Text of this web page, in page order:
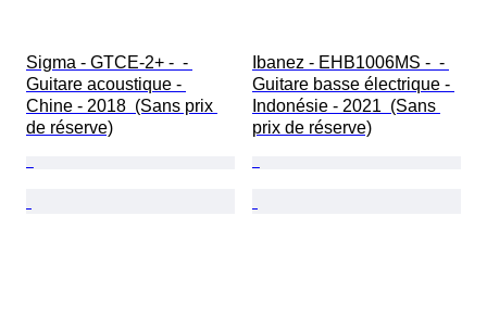
Sigma - GTCE-2+ -  -
Guitare acoustique -
Chine - 2018  (Sans prix
de réserve)
Ibanez - EHB1006MS -  -
Guitare basse électrique -
Indonésie - 2021  (Sans
prix de réserve)